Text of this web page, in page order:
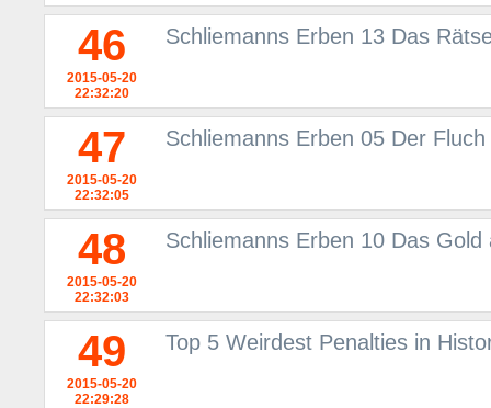
46
2015-05-20
22:32:20
Schliemanns Erben 13 Das
47
2015-05-20
22:32:05
Schliemanns Erben 05 Der
48
2015-05-20
22:32:03
Schliemanns Erben 10 Das
49
2015-05-20
22:29:28
Top 5 Weirdest Penalties in